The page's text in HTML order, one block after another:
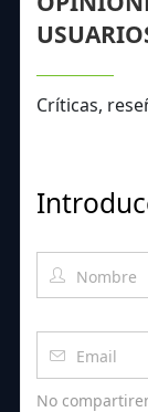
Críticas,
No